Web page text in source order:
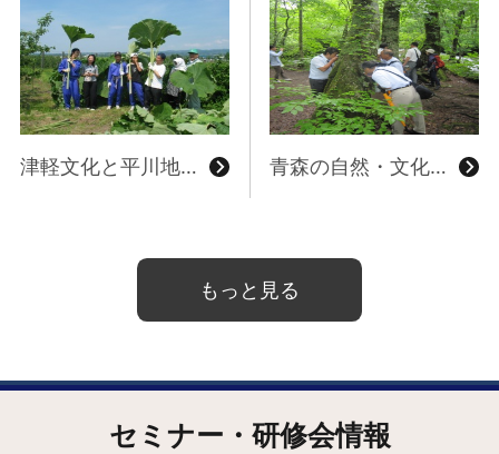
津軽文化と平川地区農作業体験 青森の自然・文化・伝統芸能を学ぶ
もっと見る
セミナー・研修会情報